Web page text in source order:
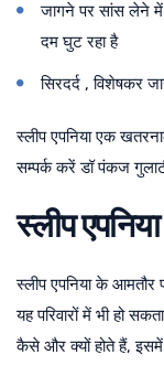
जागने पर सांस लेने में
दम घुट रहा है
सिरदर्द , विशेषकर
स्लीप एपनिया एक
सम्पर्क करेंडॉ पंकज
स्लीप
स्लीप एपनिया के आमतौर
यह परिवारों में भी हो
कैसे और क्यों होते हैं,